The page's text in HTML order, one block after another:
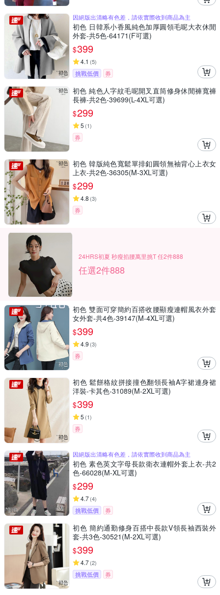
因絕版出清略有色差，請依實際收到商品為主
初色 日韓系小香風純色加厚圓領毛呢大衣休閒
外套-共5色-64171(F可選)
$399
4.1 (5)
挑戰低價 券
初色 純色人字紋毛呢開叉直筒修身休閒褲寬褲
長褲-共2色-39699(L-4XL可選)
$299
5 (1)
券
初色 韓版純色寬鬆單排釦圓領無袖背心上衣女
上衣-共2色-36305(M-3XL可選)
$299
4.8 (3)
券
24HRS初夏 秒瘦掐腰萬里挑T 任2件888
任選2件888
初色 雙面可穿簡約百搭收腰顯瘦連帽風衣外套
女外套-共4色-39147(M-4XL可選)
$399
4.9 (3)
券
初色 鬆餅格紋拼接撞色翻領長袖A字裙連身裙
洋裝-卡其色-31089(M-2XL可選)
$399
5 (1)
券
因絕版出清略有色差，請依實際收到商品為主
初色 素色英文字母長款衛衣連帽外套上衣-共2
色-66028(M-XL可選)
$299
4.7(4)
挑戰低價 券
初色 簡約通勤修身百搭中長款V領長袖西裝外
套-共3色-30521(M-2XL可選)
$399
4.7(2)
挑戰低價 券